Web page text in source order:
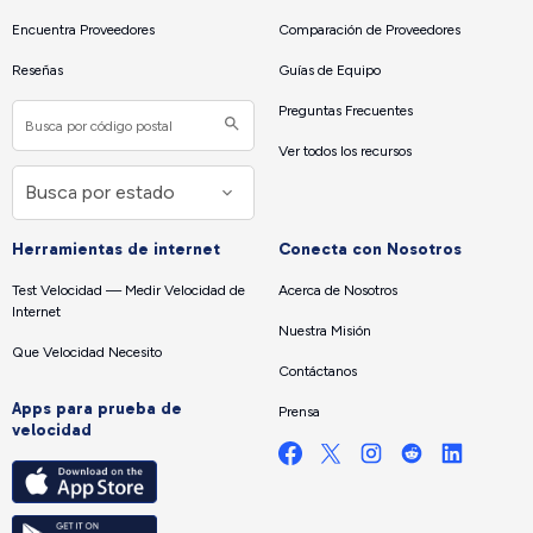
Encuentra Proveedores
Reseñas
Comparación de Proveedores
Guías de Equipo
Preguntas Frecuentes
Ver todos los recursos
Herramientas de internet
Test Velocidad — Medir Velocidad de
Internet
Que Velocidad Necesito
Apps para prueba de
velocidad
Conecta con Nosotros
Acerca de Nosotros
Nuestra Misión
Contáctanos
Prensa